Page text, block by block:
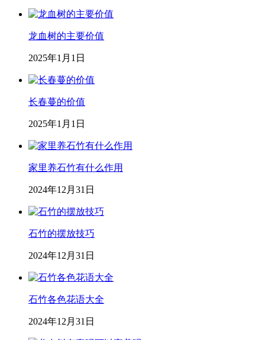
龙血树的主要价值
2025年1月1日
长春蔓的价值
2025年1月1日
家里养石竹有什么作用
2024年12月31日
石竹的摆放技巧
2024年12月31日
石竹各色花语大全
2024年12月31日